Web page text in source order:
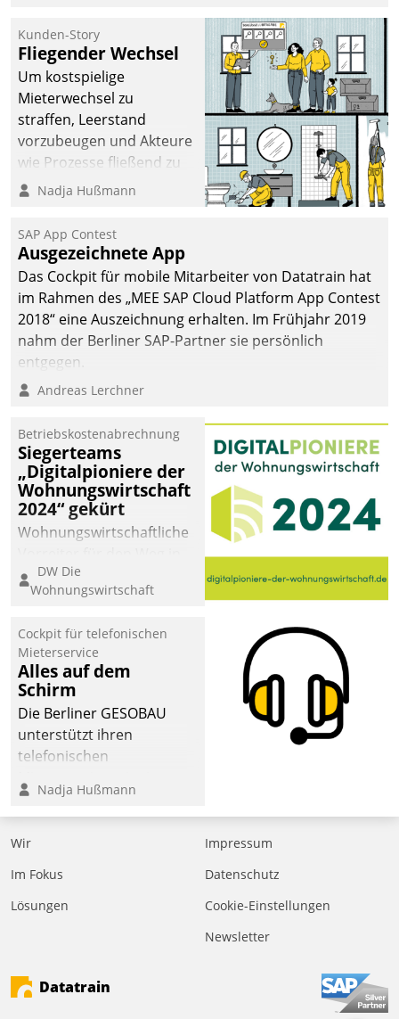
kommunale Wohnungsbauunternehmen daher
gemeinsam mit der Berliner Datatrain GmbH den
Teilprozess der Objektsanierung digitalisiert.
Kunden-Story
Fliegender Wechsel
Um kostspielige
Mieterwechsel zu
straffen, Leerstand
vorzubeugen und Akteure
wie Prozesse fließend zu
vernetzen, nutzt die
Jahresbeginn eine
Überblick, Einsicht und
Eingriff bietende Lösung.
Zur Entwicklung setzte
man auf
Cloudtechnologie,
bewährte und Startup-
agile Projektmethoden.
Nadja Hußmann
SAP App Contest
Ausgezeichnete App
Das Cockpit für mobile Mitarbeiter von Datatrain hat
im Rahmen des „MEE SAP Cloud Platform App Contest
2018“ eine Auszeichnung erhalten. Im Frühjahr 2019
nahm der Berliner SAP-Partner sie persönlich
entgegen.
Andreas Lerchner
Betriebskostenabrechnung
Siegerteams
„Digitalpioniere der
Wohnungswirtschaft
2024“ gekürt
Wohnungswirtschaftliche
eine digitale Zukunft zu
finden, ist das Ziel des
der
Wohnungswirtschaft“.
Bewerben können sich
dafür ein Team
bestehend aus
Wohnungsunternehmen
und PropTech.
DW Die
Wohnungswirtschaft
Cockpit für telefonischen
Mieterservice
Alles auf dem
Schirm
Die Berliner GESOBAU
unterstützt ihren
telefonischen
digitalen Cockpit, das
situationsbezogen
passende Fragen und
Eine intuitive
Dialogführung ermöglicht
effizienter zu bearbeiten.
Nadja Hußmann
Wir
Im Fokus
Lösungen
Impressum
Datenschutz
Cookie-Einstellungen
Newsletter
Datatrain